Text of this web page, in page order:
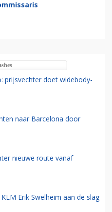
prijsvechter doet widebody-
naar Barcelona door
nieuwe route vanaf
Erik Swelheim aan de slag